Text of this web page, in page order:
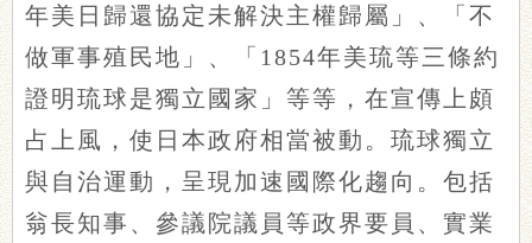
年美日歸還協定未解決主權歸屬」、「不
做軍事殖民地」、「1854年美琉等三條約
證明琉球是獨立國家」等等，在宣傳上頗
占上風，使日本政府相當被動。琉球獨立
與自治運動，呈現加速國際化趨向。包括
翁長知事、參議院議員等政界要員、實業